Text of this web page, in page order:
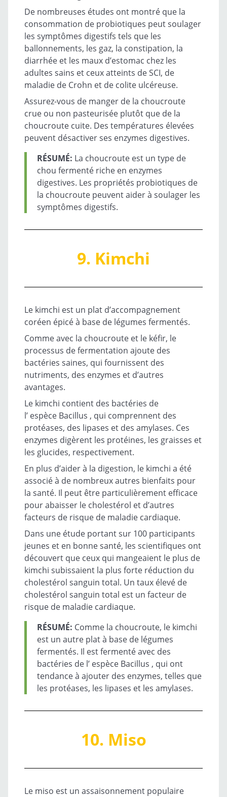
De nombreuses études ont montré que la
consommation de probiotiques peut soulager
les symptômes digestifs tels que les
ballonnements, les gaz, la constipation, la
diarrhée et les maux d’estomac chez les
adultes sains et ceux atteints de SCI, de
maladie de Crohn et de colite ulcéreuse.
Assurez-vous de manger de la choucroute
crue ou non pasteurisée plutôt que de la
choucroute cuite. Des températures élevées
peuvent désactiver ses enzymes digestives.
RÉSUMÉ: La choucroute est un type de
chou fermenté riche en enzymes
digestives. Les propriétés probiotiques de
la choucroute peuvent aider à soulager les
symptômes digestifs.
9. Kimchi
Le kimchi est un plat d’accompagnement
coréen épicé à base de légumes fermentés.
Comme avec la choucroute et le kéfir, le
processus de fermentation ajoute des
bactéries saines, qui fournissent des
nutriments, des enzymes et d’autres
avantages.
Le kimchi contient des bactéries de
l’ espèce Bacillus , qui comprennent des
protéases, des lipases et des amylases. Ces
enzymes digèrent les protéines, les graisses et
les glucides, respectivement.
En plus d’aider à la digestion, le kimchi a été
associé à de nombreux autres bienfaits pour
la santé. Il peut être particulièrement efficace
pour abaisser le cholestérol et d’autres
facteurs de risque de maladie cardiaque.
Dans une étude portant sur 100 participants
jeunes et en bonne santé, les scientifiques ont
découvert que ceux qui mangeaient le plus de
kimchi subissaient la plus forte réduction du
cholestérol sanguin total. Un taux élevé de
cholestérol sanguin total est un facteur de
risque de maladie cardiaque.
RÉSUMÉ: Comme la choucroute, le kimchi
est un autre plat à base de légumes
fermentés. Il est fermenté avec des
bactéries de l’ espèce Bacillus , qui ont
tendance à ajouter des enzymes, telles que
les protéases, les lipases et les amylases.
10. Miso
Le miso est un assaisonnement populaire